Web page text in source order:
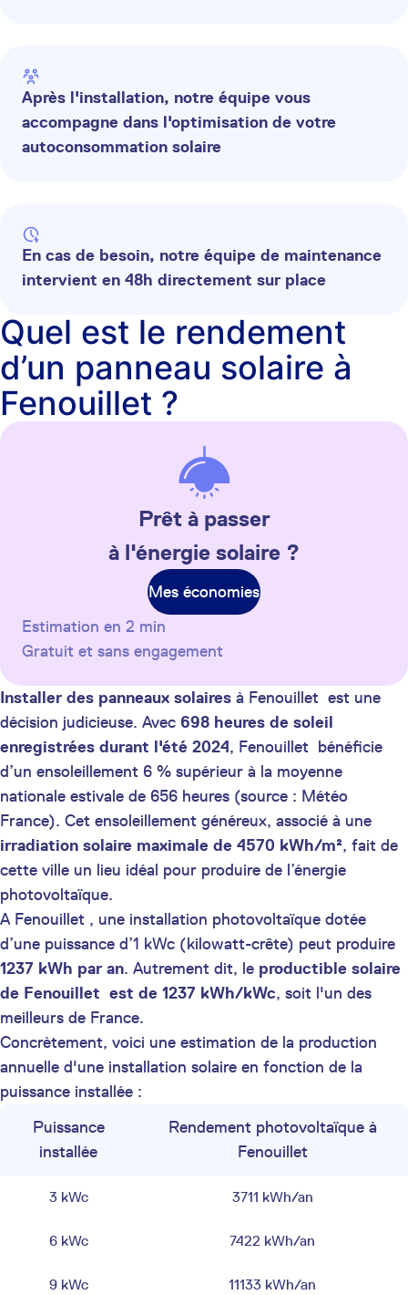
Après l'installation, notre équipe vous
accompagne dans l'optimisation de votre
autoconsommation solaire
En cas de besoin, notre équipe de maintenance
intervient en 48h directement sur place
Quel est le rendement
d’un panneau solaire à
Fenouillet ?
Prêt à passer
à l'énergie solaire ?
Mes économies
Estimation en 2 min
Gratuit et sans engagement
Installer des panneaux solaires à Fenouillet est une
décision judicieuse. Avec 698 heures de soleil
enregistrées durant l'été 2024, Fenouillet bénéficie
d’un ensoleillement 6 % supérieur à la moyenne
nationale estivale de 656 heures (source : Météo
France). Cet ensoleillement généreux, associé à une
irradiation solaire maximale de 4570 kWh/m², fait de
cette ville un lieu idéal pour produire de l’énergie
photovoltaïque.
A Fenouillet , une installation photovoltaïque dotée
d’une puissance d’1 kWc (kilowatt-crête) peut produire
1237 kWh par an. Autrement dit, le productible solaire
de Fenouillet est de 1237 kWh/kWc, soit l'un des
meilleurs de France.
Concrètement, voici une estimation de la production
annuelle d'une installation solaire en fonction de la
puissance installée :
Puissance
installée
Rendement photovoltaïque à
Fenouillet
3 kWc 3711 kWh/an
6 kWc 7422 kWh/an
9 kWc 11133 kWh/an